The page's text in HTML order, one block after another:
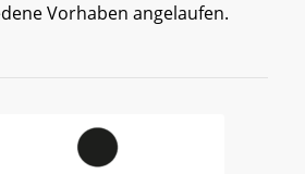
Vorhaben angelaufen.